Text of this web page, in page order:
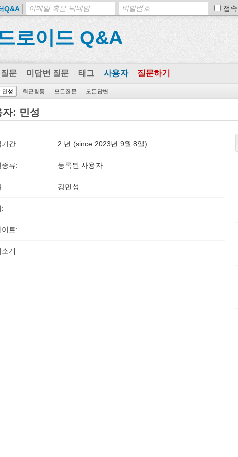
Q&A 접
로이드 Q&A
문 미답변 질문 태그 사용자 질문하기
민성 최근활동 모든질문 모든답변
자: 민성
기간: 2 년 (since 2023년 9월 8일)
종류: 등록된 사용자
: 강민성
:
이트:
소개: